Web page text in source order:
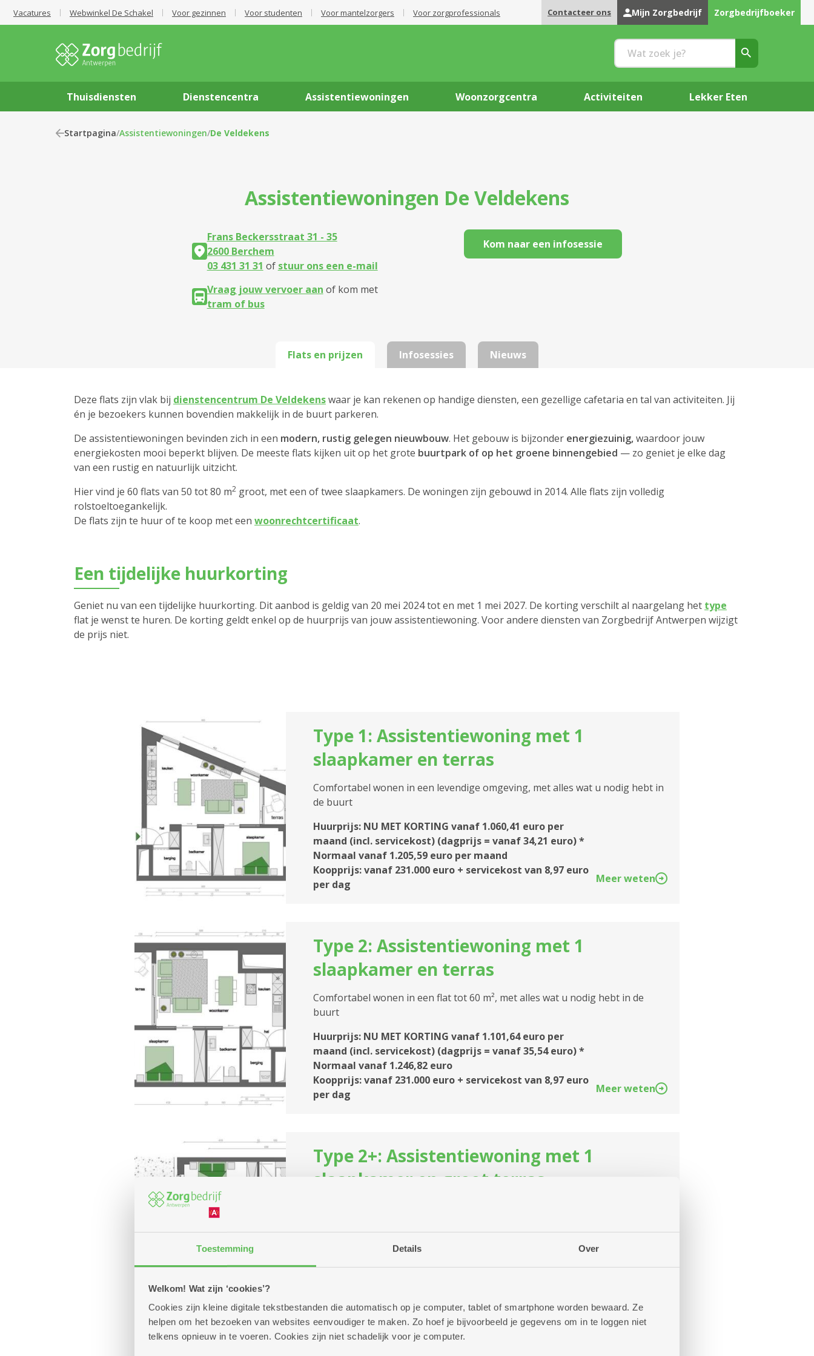
Toestemming Details Over
Welkom! Wat zijn ‘cookies’?
Cookies zijn kleine digitale tekstbestanden die automatisch op je computer, tablet of smartphone worden bewaard. Ze
helpen om het bezoeken van websites eenvoudiger te maken. Zo hoef je bijvoorbeeld je gegevens om in te loggen niet
telkens opnieuw in te voeren. Cookies zijn niet schadelijk voor je computer.
Vacatures Webwinkel De Schakel Voor gezinnen Voor studenten Voor mantelzorgers Voor zorgprofessionals Contacteer ons Mijn Zorgbedrijf Zorgbedrijfboeker
Thuisdiensten Dienstencentra Assistentiewoningen Woonzorgcentra Activiteiten Lekker Eten
Startpagina/Assistentiewoningen/De Veldekens
Assistentiewoningen De Veldekens
Frans Beckersstraat 31 - 35
2600 Berchem
03 431 31 31 of stuur ons een e-mail
Vraag jouw vervoer aan of kom met
tram of bus
Kom naar een infosessie
Flats en prijzen
Deze flats zijn vlak bij dienstencentrum De Veldekenswaar je kan rekenen op handige diensten, een gezellige cafetaria en tal van activiteiten. Jij
én je bezoekers kunnen bovendien makkelijk in de buurt parkeren.
De assistentiewoningen bevinden zich in een modern, rustig gelegen nieuwbouw. Het gebouw is bijzonder energiezuinig,waardoor jouw
energiekosten mooi beperkt blijven. De meeste flats kijken uit op het grote buurtpark of op het groene binnengebied — zo geniet je elke dag
van een rustig en natuurlijk uitzicht.
Hier vind je 60 flats van 50 tot 80 m2 groot, met een of twee slaapkamers. De woningen zijn gebouwd in 2014. Alle flats zijn volledig
rolstoeltoegankelijk.
De flats zijn te huur of te koop met een woonrechtcertificaat.
Een tijdelijke huurkorting
Geniet nu van een tijdelijke huurkorting. Dit aanbod is geldig van 20 mei 2024 tot en met 1 mei 2027. De korting verschilt al naargelang het type
flat je wenst te huren. De korting geldt enkel op de huurprijs van jouw assistentiewoning. Voor andere diensten van Zorgbedrijf Antwerpen wijzigt
de prijs niet.
Type 1: Assistentiewoning met 1
slaapkamer en terras
Comfortabel wonen in een levendige omgeving, met alles wat u nodig hebt in
de buurt
Huurprijs: NU MET KORTING vanaf 1.060,41 euro per
maand (incl. servicekost) (dagprijs = vanaf 34,21 euro) *
Normaal vanaf 1.205,59 euro per maand
Koopprijs: vanaf 231.000 euro + servicekost van 8,97 euro
per dag
Meer weten
Type 2: Assistentiewoning met 1
slaapkamer en terras
Comfortabel wonen in een flat tot 60 m², met alles wat u nodig hebt in de
buurt
Huurprijs: NU MET KORTING vanaf 1.101,64 euro per
maand (incl. servicekost) (dagprijs = vanaf 35,54 euro) *
Normaal vanaf 1.246,82 euro
Koopprijs: vanaf 231.000 euro + servicekost van 8,97 euro
per dag
Meer weten
Type 2+: Assistentiewoning met 1
slaapkamer en groot terras
Huurprijs: NU MET KORTING 1.118,79 euro per maand (incl.
dag
Infosessies Nieuws